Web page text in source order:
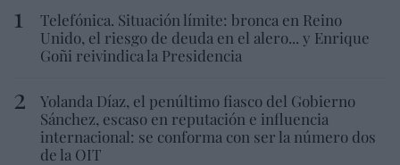
Telefónica. Situación límite: bronca en Reino
Unido, el riesgo de deuda en el alero... y Enrique
Goñi reivindica la Presidencia
Yolanda Díaz, el penúltimo fiasco del Gobierno
Sánchez, escaso en reputación e influencia
internacional: se conforma con ser la número dos
de la OIT